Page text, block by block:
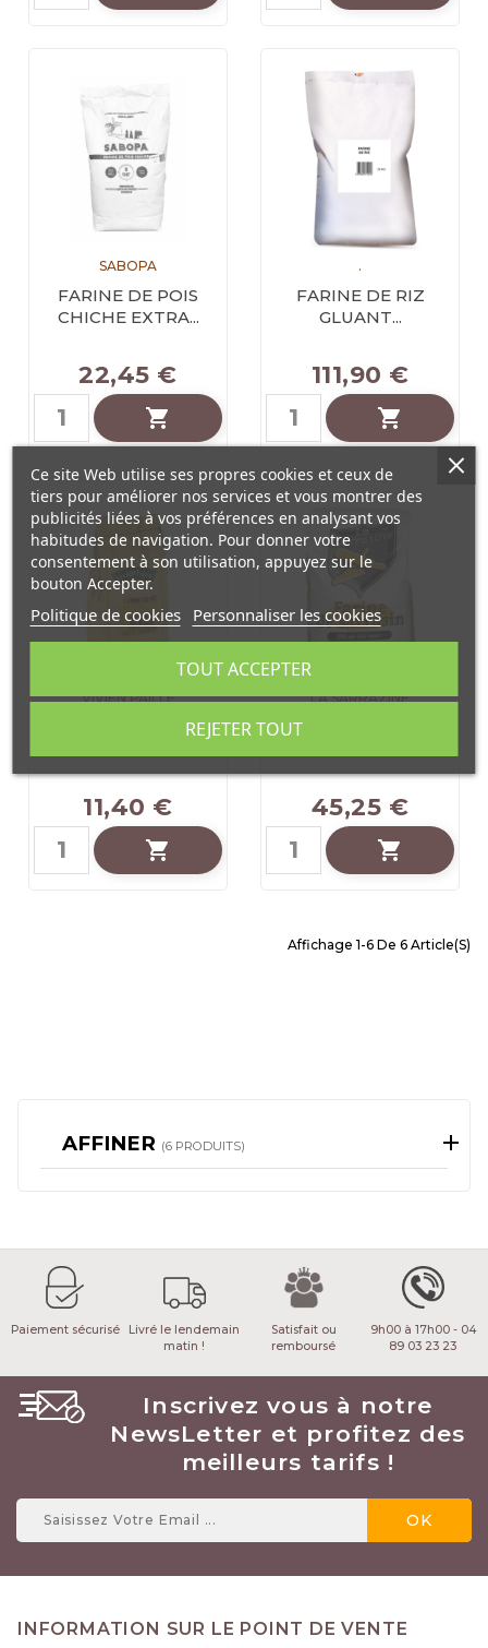
SABOPA
FARINE DE POIS
CHICHE EXTRA...
22,45 €

.
FARINE DE RIZ
GLUANT...
111,90 €

VIVIEN PAILLE
FARINE DE RIZ
11,40 €

LA SARRAZINE
FARINE DE SARRASIN
45,25 €

Affichage 1-6 De 6 Article(s)
AFFINER (6 PRODUITS)
Paiement sécurisé
Livré le lendemain
matin !
Satisfait ou
remboursé
9h00 à 17h00 - 04
89 03 23 23
Inscrivez vous à notre
NewsLetter et profitez des
meilleurs tarifs !
INFORMATION SUR LE POINT DE VENTE
Ce site Web utilise ses propres cookies et ceux de
tiers pour améliorer nos services et vous montrer des
publicités liées à vos préférences en analysant vos
habitudes de navigation. Pour donner votre
consentement à son utilisation, appuyez sur le
bouton Accepter.
Politique de cookies Personnaliser les cookies
REJETER TOUT
TOUT ACCEPTER